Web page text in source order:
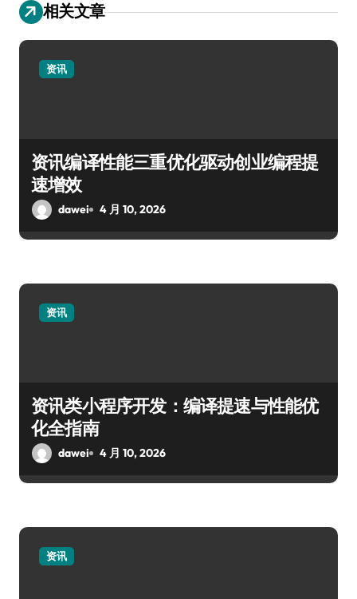
相关文章
资讯
资讯编译性能三重优化驱动创业编程提
速增效
dawei 4 月 10, 2026
资讯
资讯类小程序开发：编译提速与性能优
化全指南
dawei 4 月 10, 2026
资讯